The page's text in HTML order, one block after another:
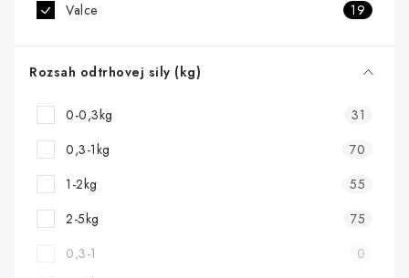
Valce
19
Rozsah odtrhovej sily (kg)
0-0,3kg
31
0,3-1kg
70
1-2kg
55
2-5kg
75
0,3-1
0